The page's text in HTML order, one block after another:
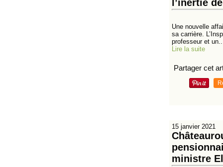
l’inertie
Une nouvelle
sa carrière.
professeur et
Lire la suite
Partager cet
15 janvier 2021
ministre